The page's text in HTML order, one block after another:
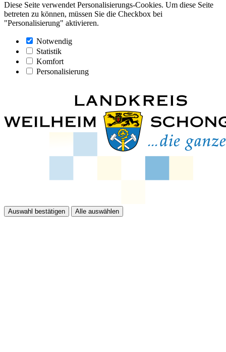
Diese Seite verwendet Personalisierungs-Cookies. Um diese Seite
betreten zu können, müssen Sie die Checkbox bei
"Personalisierung" aktivieren.
Notwendig
Statistik
Komfort
Personalisierung
Auswahl bestätigen Alle auswählen